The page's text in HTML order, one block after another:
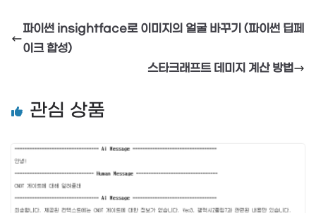
파이썬 insightface로 이미지의 얼굴 바꾸기 (파이썬 딥페
이크 합성)
스타크래프트 데미지 계산 방법
관심 상품